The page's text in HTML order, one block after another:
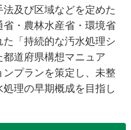
及び区域などを定めた
省・農林水産省・環境省
「持続的な汚水処理シ
都道府県構想マニュア
プランを策定し、未整
理の早期概成を目指し